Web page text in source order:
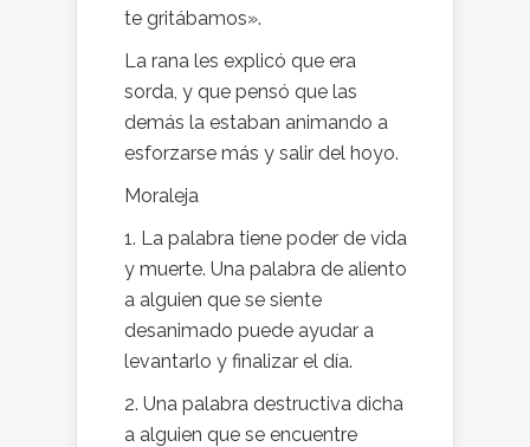
te gritábamos».
La rana les explicó que era
sorda, y que pensó que las
demás la estaban animando a
esforzarse más y salir del hoyo.
Moraleja
1. La palabra tiene poder de vida
y muerte. Una palabra de aliento
a alguien que se siente
desanimado puede ayudar a
levantarlo y finalizar el día.
2. Una palabra destructiva dicha
a alguien que se encuentre